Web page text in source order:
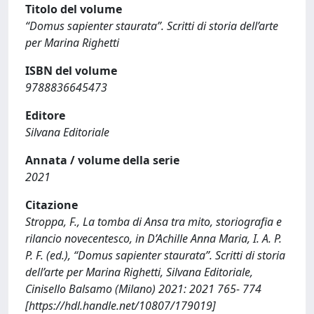
Titolo del volume
“Domus sapienter staurata”. Scritti di storia dell’arte
per Marina Righetti
ISBN del volume
9788836645473
Editore
Silvana Editoriale
Annata / volume della serie
2021
Citazione
Stroppa, F., La tomba di Ansa tra mito, storiografia e
rilancio novecentesco, in D’Achille Anna Maria, I. A. P.
P. F. (ed.), “Domus sapienter staurata”. Scritti di storia
dell’arte per Marina Righetti, Silvana Editoriale,
Cinisello Balsamo (Milano) 2021: 2021 765- 774
[https://hdl.handle.net/10807/179019]